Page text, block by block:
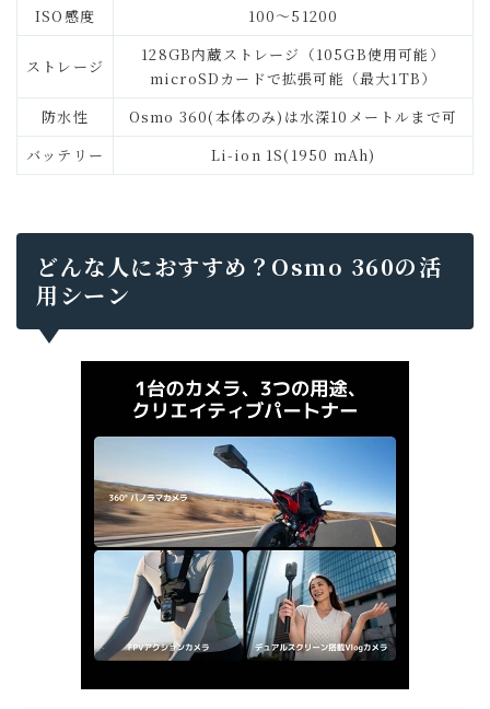
ISO感度
100～51200
ストレージ
128GB内蔵ストレージ（105GB使用可能）
microSDカードで拡張可能（最大1TB）
防水性
Osmo 360(本体のみ)は水深10メートルまで可
バッテリー
Li-ion 1S(1950 mAh)
どんな人におすすめ？Osmo 360の活
用シーン